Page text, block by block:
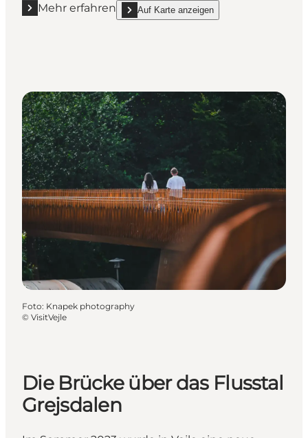
Mehr erfahren
Mehr erfahren "Spinderihallerne"
Auf Karte anzeigen
show Spinderihallerne on_map
Foto: Knapek photography
© VisitVejle
Die Brücke über das Flusstal
Grejsdalen